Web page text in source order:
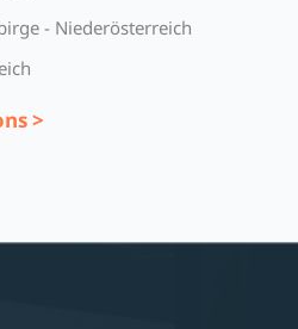
- Niederösterreich
>